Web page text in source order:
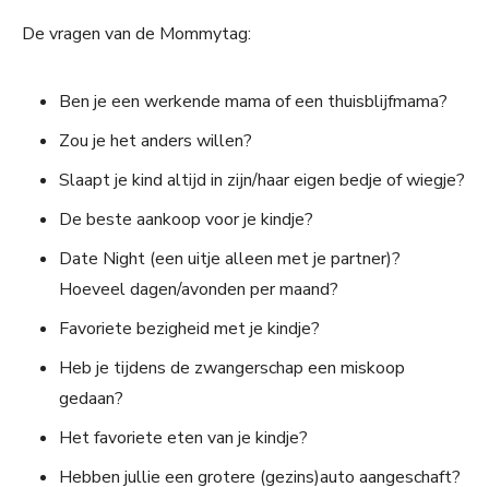
De vragen van de Mommytag:
Ben je een werkende mama of een thuisblijfmama?
Zou je het anders willen?
Slaapt je kind altijd in zijn/haar eigen bedje of wiegje?
De beste aankoop voor je kindje?
Date Night (een uitje alleen met je partner)?
Hoeveel dagen/avonden per maand?
Favoriete bezigheid met je kindje?
Heb je tijdens de zwangerschap een miskoop
gedaan?
Het favoriete eten van je kindje?
Hebben jullie een grotere (gezins)auto aangeschaft?